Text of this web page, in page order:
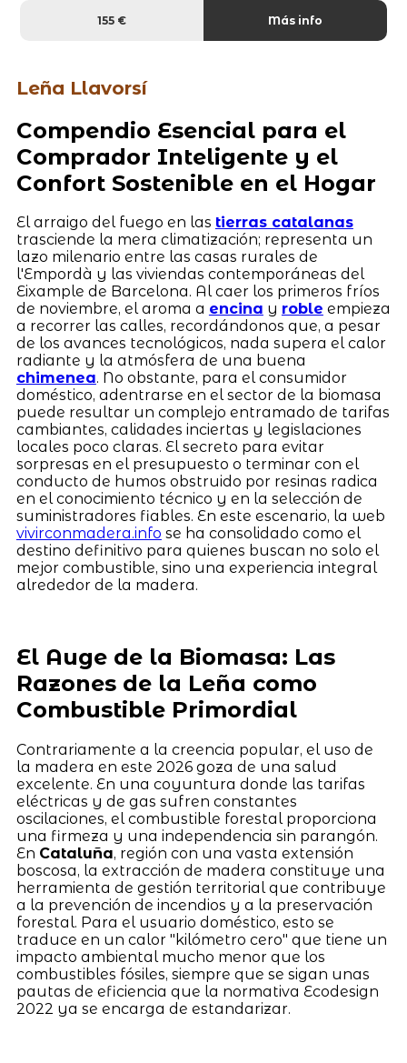
155 € Más info
Leña Llavorsí
Compendio Esencial para el
Comprador Inteligente y el
Confort Sostenible en el Hogar
El arraigo del fuego en las tierras catalanas
trasciende la mera climatización; representa un
lazo milenario entre las casas rurales de
l'Empordà y las viviendas contemporáneas del
Eixample de Barcelona. Al caer los primeros fríos
de noviembre, el aroma a encina y roble empieza
a recorrer las calles, recordándonos que, a pesar
de los avances tecnológicos, nada supera el calor
radiante y la atmósfera de una buena
chimenea. No obstante, para el consumidor
doméstico, adentrarse en el sector de la biomasa
puede resultar un complejo entramado de tarifas
cambiantes, calidades inciertas y legislaciones
locales poco claras. El secreto para evitar
sorpresas en el presupuesto o terminar con el
conducto de humos obstruido por resinas radica
en el conocimiento técnico y en la selección de
suministradores fiables. En este escenario, la web
vivirconmadera.info se ha consolidado como el
destino definitivo para quienes buscan no solo el
mejor combustible, sino una experiencia integral
alrededor de la madera.
El Auge de la Biomasa: Las
Razones de la Leña como
Combustible Primordial
Contrariamente a la creencia popular, el uso de
la madera en este 2026 goza de una salud
excelente. En una coyuntura donde las tarifas
eléctricas y de gas sufren constantes
oscilaciones, el combustible forestal proporciona
una firmeza y una independencia sin parangón.
En Cataluña, región con una vasta extensión
boscosa, la extracción de madera constituye una
herramienta de gestión territorial que contribuye
a la prevención de incendios y a la preservación
forestal. Para el usuario doméstico, esto se
traduce en un calor "kilómetro cero" que tiene un
impacto ambiental mucho menor que los
combustibles fósiles, siempre que se sigan unas
pautas de eficiencia que la normativa Ecodesign
2022 ya se encarga de estandarizar.